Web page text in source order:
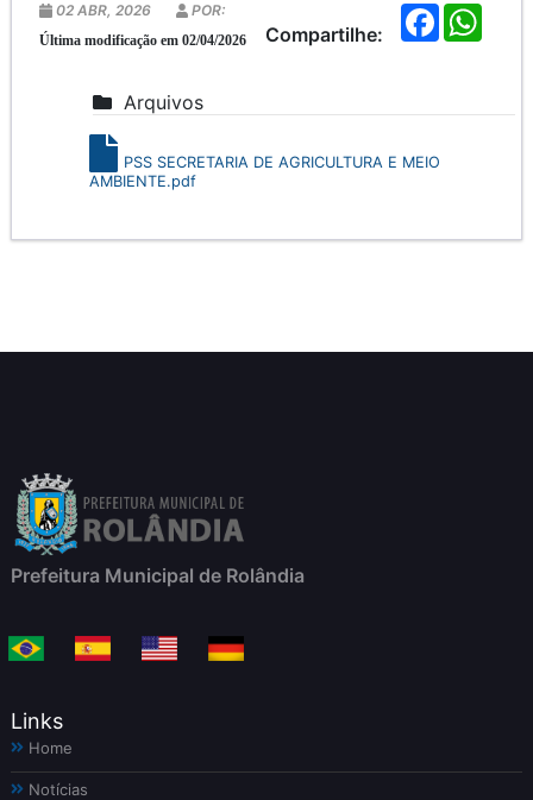
Compartilhe:
F
a
o
A
02 ABR, 2026 POR:
Última modificação em 02/04/2026
Arquivos
PSS SECRETARIA DE AGRICULTURA E MEIO
AMBIENTE.pdf
Prefeitura Municipal de Rolândia
Links
Home
Notícias